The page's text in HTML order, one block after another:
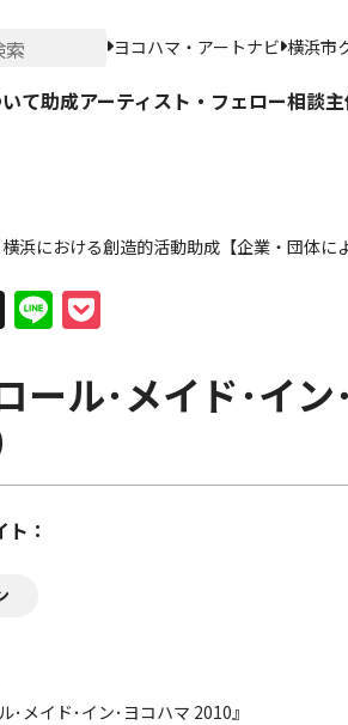
ヨコハマ・アートナビ 横浜市
て助成アーティスト・フェロー相談
浜における創造的活動助成【企業・団体に
X Line
ール･メイド･イ
ト
･メイド･イン･ヨコハマ 2010』